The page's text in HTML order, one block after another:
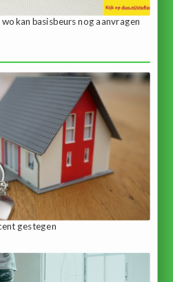
kan basisbeurs nog aanvragen
gestegen